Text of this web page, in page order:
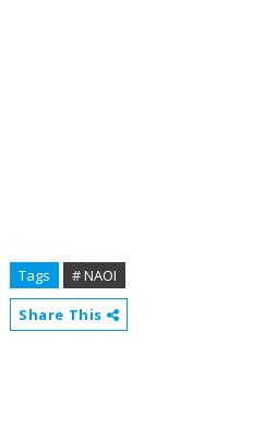
Tags
# ΝΑΟΙ
Share This